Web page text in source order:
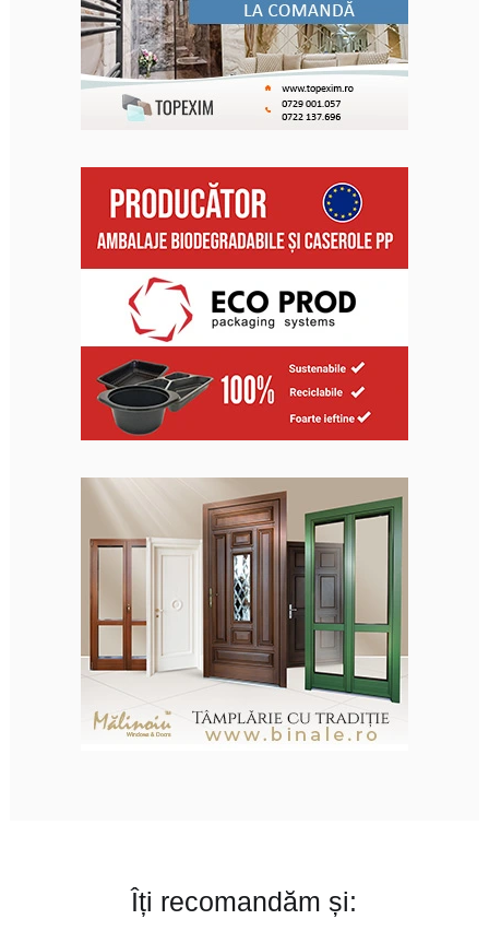
Îți recomandăm și: